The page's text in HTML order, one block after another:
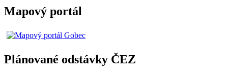
Mapový portál
Plánované odstávky ČEZ